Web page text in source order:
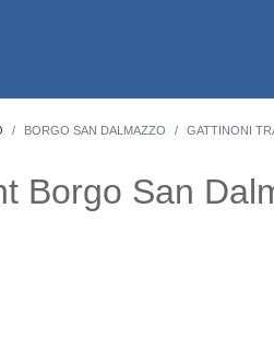
BORGO SAN DALMAZZO GATTINONI
Borgo San